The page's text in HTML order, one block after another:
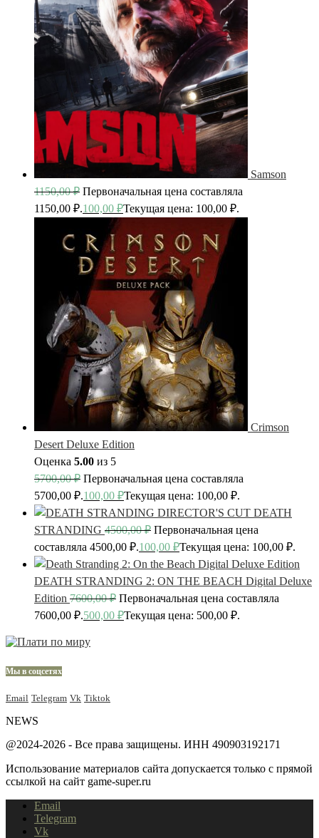
Samson
1150,00₽ Первоначальная цена составляла
1150,00 ₽.100,00 ₽Текущая цена: 100,00 ₽.
Crimson
Desert Deluxe Edition
Оценка 5.00 из 5
5700,00₽ Первоначальная цена составляла
5700,00 ₽.100,00 ₽Текущая цена: 100,00 ₽.
DEATH
STRANDING 4500,00₽ Первоначальная цена
составляла 4500,00 ₽.100,00 ₽Текущая цена: 100,00 ₽.
DEATH STRANDING 2: ON THE BEACH Digital Deluxe
Edition 7600,00₽ Первоначальная цена составляла
7600,00 ₽.500,00 ₽Текущая цена: 500,00 ₽.
Мы в соцсетях
Email Telegram Vk Tiktok
NEWS
@2024-2026 - Все права защищены. ИНН 490903192171
Использование материалов сайта допускается только с прямой
ссылкой на сайт game-super.ru
Email
Telegram
Vk